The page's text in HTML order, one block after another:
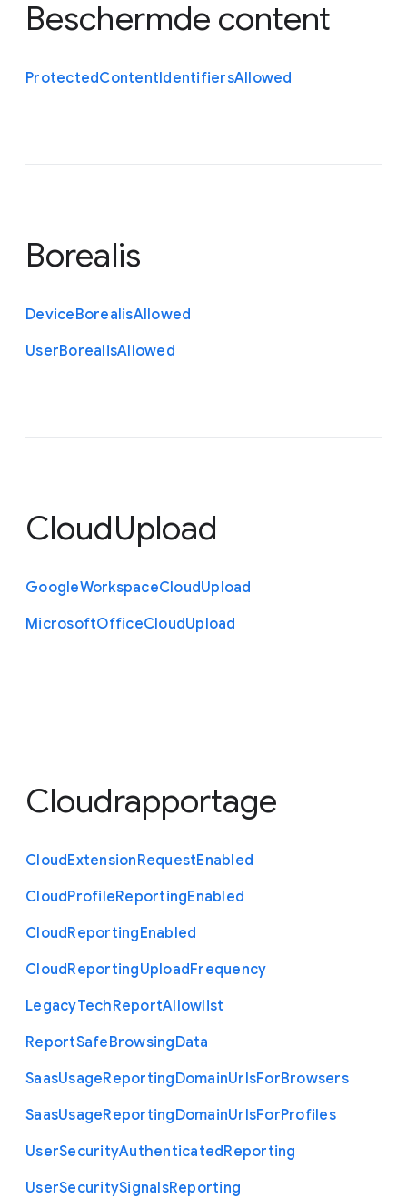
Beschermde content
ProtectedContentIdentifiersAllowed
Borealis
DeviceBorealisAllowed
UserBorealisAllowed
CloudUpload
GoogleWorkspaceCloudUpload
MicrosoftOfficeCloudUpload
Cloudrapportage
CloudExtensionRequestEnabled
CloudProfileReportingEnabled
CloudReportingEnabled
CloudReportingUploadFrequency
LegacyTechReportAllowlist
ReportSafeBrowsingData
SaasUsageReportingDomainUrlsForBrowsers
SaasUsageReportingDomainUrlsForProfiles
UserSecurityAuthenticatedReporting
UserSecuritySignalsReporting